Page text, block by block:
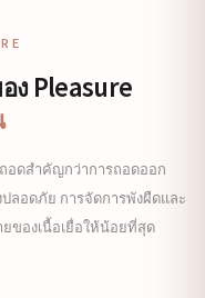
ง Pleasure
อดสำคัญกว่าการถอดออก
ลอดภัย การจัดการพังผืดและ
ของเนื้อเยื่อให้น้อยที่สุด